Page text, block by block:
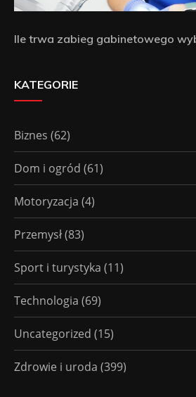
Ile trwa zabieg gabinetowego
KATEGORIE
Biznes (62)
Dom i ogród (61)
Motoryzacja (4)
Przemysł(83)
Sport i turystyka (11)
Technologia (69)
Uncategorized (15)
Zdrowie i uroda (399)